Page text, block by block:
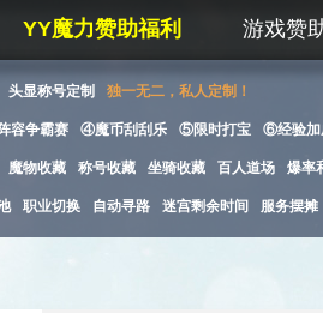
YY魔力赞助福利 游戏赞
头显称号定制 独一无二，私人定制！
容争霸赛 ④魔币刮刮乐 ⑤限时打宝 ⑥经验加
魔物收藏 称号收藏 坐骑收藏 百人道场 爆率
职业切换 自动寻路 迷宫剩余时间 服务摆摊